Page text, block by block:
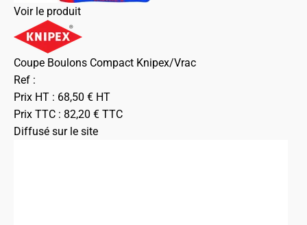
Voir le produit
Coupe Boulons Compact Knipex/Vrac
Ref :
Prix HT : 68,50 € HT
Prix TTC : 82,20 € TTC
Diffusé sur le site